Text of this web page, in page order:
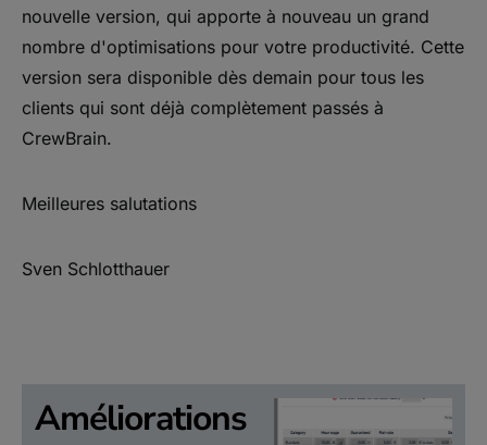
nouvelle version, qui apporte à nouveau un grand
nombre d'optimisations pour votre productivité. Cette
version sera disponible dès demain pour tous les
clients qui sont déjà complètement passés à
CrewBrain.
Meilleures salutations
Sven Schlotthauer
Améliorations